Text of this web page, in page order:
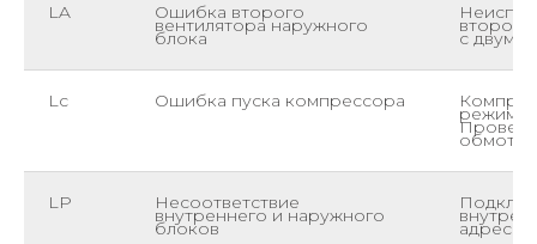
LA Ошибка второго
вентилятора наружного
блока
второго
с двумя
Lc Ошибка пуска компрессора
режим
обмотки
LP Несоответствие
внутреннего и наружного
блоков